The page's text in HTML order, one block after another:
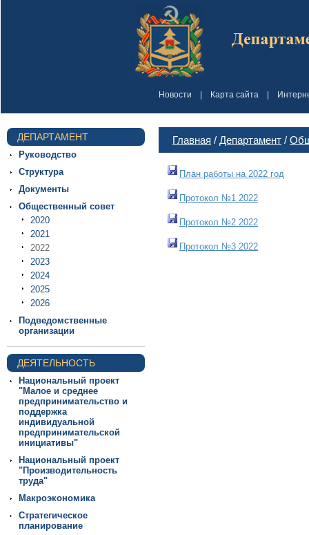
Новости Карта сайта
ДЕПАРТАМЕНТ
Руководство
Структура
Документы
Общественный совет
2020
2021
2022
2023
2024
2025
2026
Подведомственные
организации
ДЕЯТЕЛЬНОСТЬ
Национальный проект
"Малое и среднее
предпринимательство и
поддержка
индивидуальной
предпринимательской
инициативы"
Национальный проект
"Производительность
труда"
Макроэкономика
Стратегическое
планирование
Главная / Департамент /
План работы на 2022 год
Протокол №1 2022
Протокол №2 2022
Протокол №3 2022